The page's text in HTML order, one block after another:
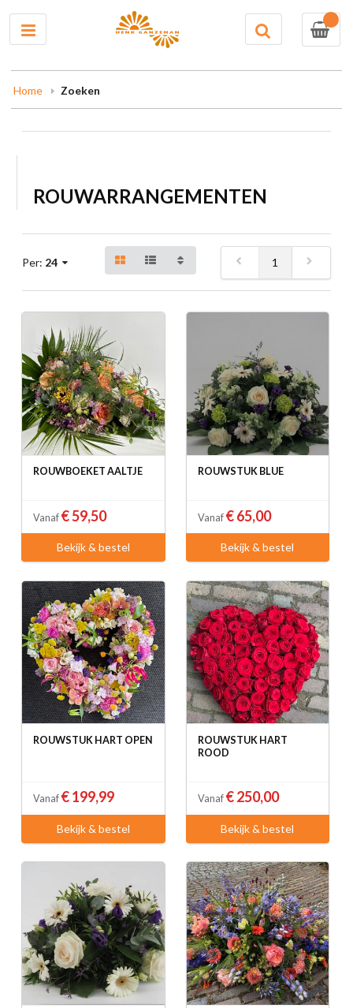
Home Zoeken
ROUWARRANGEMENTEN
Per: 24 1
ROUWBOEKET AALTJE
Vanaf € 59,50
Bekijk & bestel
ROUWSTUK BLUE
Vanaf € 65,00
Bekijk & bestel
ROUWSTUK HART OPEN
Vanaf € 199,99
Bekijk & bestel
ROUWSTUK HART
ROOD
Vanaf € 250,00
Bekijk & bestel